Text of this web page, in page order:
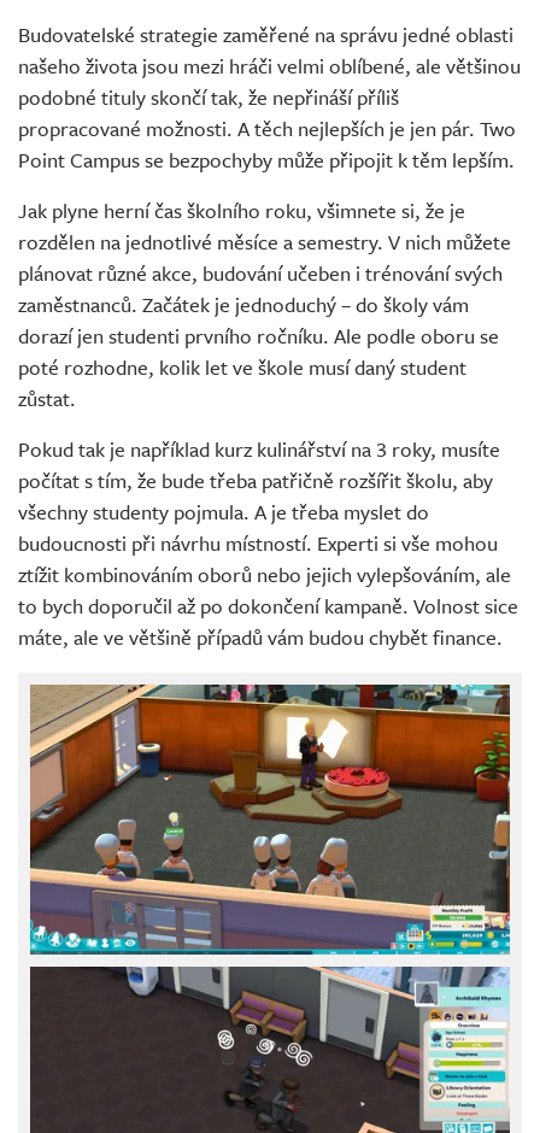
Budovatelské strategie zaměřené na správu jedné oblasti
našeho života jsou mezi hráči velmi oblíbené, ale většinou
podobné tituly skončí tak, že nepřináší příliš
propracované možnosti. A těch nejlepších je jen pár. Two
Point Campus se bezpochyby může připojit k těm lepším.
Jak plyne herní čas školního roku, všimnete si, že je
rozdělen na jednotlivé měsíce a semestry. V nich můžete
plánovat různé akce, budování učeben i trénování svých
zaměstnanců. Začátek je jednoduchý – do školy vám
dorazí jen studenti prvního ročníku. Ale podle oboru se
poté rozhodne, kolik let ve škole musí daný student
zůstat.
Pokud tak je například kurz kulinářství na 3 roky, musíte
počítat s tím, že bude třeba patřičně rozšířit školu, aby
všechny studenty pojmula. A je třeba myslet do
budoucnosti při návrhu místností. Experti si vše mohou
ztížit kombinováním oborů nebo jejich vylepšováním, ale
to bych doporučil až po dokončení kampaně. Volnost sice
máte, ale ve většině případů vám budou chybět finance.